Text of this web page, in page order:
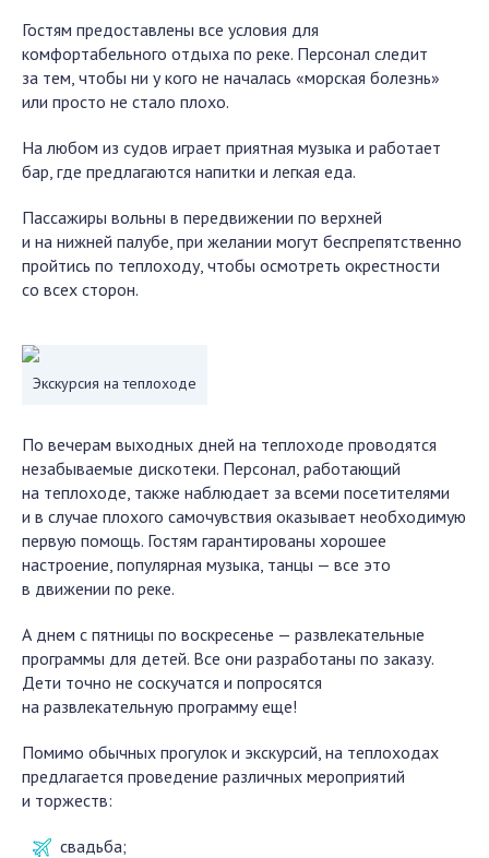
Гостям предоставлены все условия для
комфортабельного отдыха по реке. Персонал следит
за тем, чтобы ни у кого не началась «морская болезнь»
или просто не стало плохо.
На любом из судов играет приятная музыка и работает
бар, где предлагаются напитки и легкая еда.
Пассажиры вольны в передвижении по верхней
и на нижней палубе, при желании могут беспрепятственно
пройтись по теплоходу, чтобы осмотреть окрестности
со всех сторон.
Экскурсия на теплоходе
По вечерам выходных дней на теплоходе проводятся
незабываемые дискотеки. Персонал, работающий
на теплоходе, также наблюдает за всеми посетителями
и в случае плохого самочувствия оказывает необходимую
первую помощь. Гостям гарантированы хорошее
настроение, популярная музыка, танцы — все это
в движении по реке.
А днем с пятницы по воскресенье — развлекательные
программы для детей. Все они разработаны по заказу.
Дети точно не соскучатся и попросятся
на развлекательную программу еще!
Помимо обычных прогулок и экскурсий, на теплоходах
предлагается проведение различных мероприятий
и торжеств:
свадьба;